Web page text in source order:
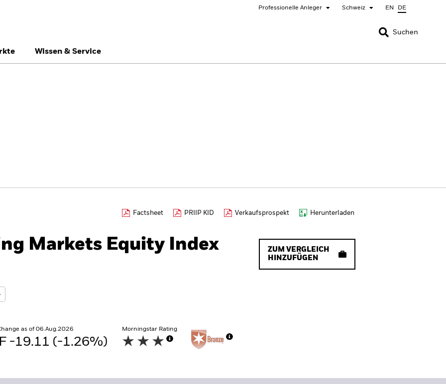
Professionelle Anleger Schweiz EN DE
SCHLIESSEN
SCHLIESSEN
Õsterreich Location not listed
Suchen
Wissen & Service
Factsheet PRIIP KID Verkaufsprospekt Herunterladen
Markets Equity Index
ZUM VERGLEICH
HINZUFÜGEN
as of 06.Aug.2026
-19.11 (-1.26%)
Morningstar Rating